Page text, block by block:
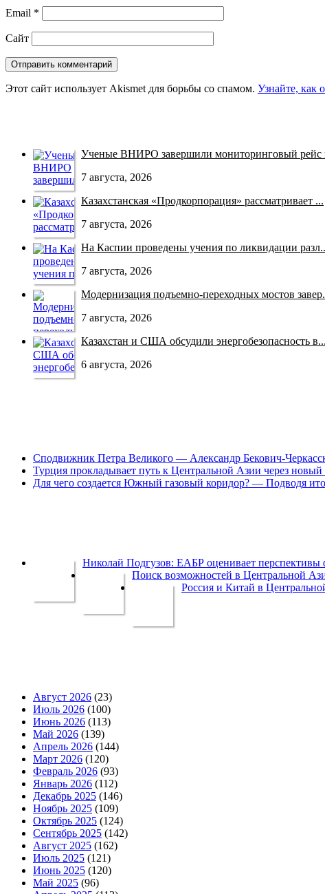
Email *
Сайт
Этот сайт использует Akismet для борьбы со спамом. Узнайте, как
Ученые ВНИРО завершили мониторинговый рейс
7 августа, 2026
Казахстанская «Продкорпорация» рассматривает ...
7 августа, 2026
На Каспии проведены учения по ликвидации
7 августа, 2026
Модернизация подъемно-переходных мостов
7 августа, 2026
Казахстан и США обсудили энергобезопасность в...
6 августа, 2026
Сподвижник Петра Великого — Александр Бекович-
Турция прокладывает путь к Центральной Азии через
Для чего создается Южный газовый коридор? — Подводя
Николай Подгузов: ЕАБР оценивает
Поиск возможностей в Центральной
Россия и Китай в
Август 2026 (23)
Июль 2026 (100)
Июнь 2026 (113)
Май 2026 (139)
Апрель 2026 (144)
Март 2026 (120)
Февраль 2026 (93)
Январь 2026 (112)
Декабрь 2025 (146)
Ноябрь 2025 (109)
Октябрь 2025 (124)
Сентябрь 2025 (142)
Август 2025 (162)
Июль 2025 (121)
Июнь 2025 (120)
Май 2025 (96)